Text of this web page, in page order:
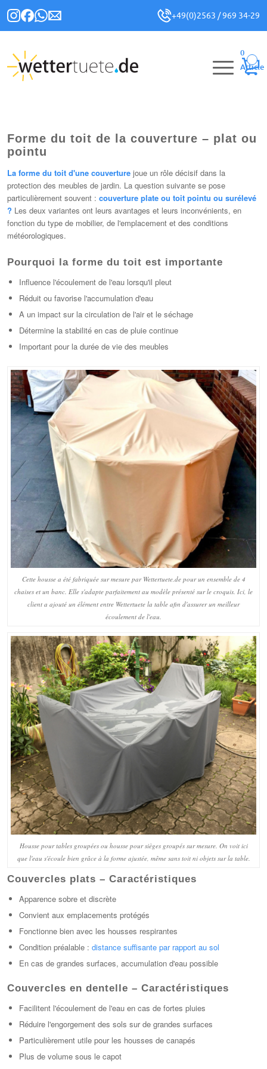
+49(0)2563 / 969 34-29
0
Article
Forme du toit de la couverture – plat ou
pointu
La forme du toit d'une couverture joue un rôle décisif dans la
protection des meubles de jardin. La question suivante se pose
particulièrement souvent : couverture plate ou toit pointu ou surélevé
? Les deux variantes ont leurs avantages et leurs inconvénients, en
fonction du type de mobilier, de l'emplacement et des conditions
météorologiques.
Pourquoi la forme du toit est importante
Influence l'écoulement de l'eau lorsqu'il pleut
Réduit ou favorise l'accumulation d'eau
A un impact sur la circulation de l'air et le séchage
Détermine la stabilité en cas de pluie continue
Important pour la durée de vie des meubles
Cette housse a été fabriquée sur mesure par Wettertuete.de pour un ensemble de 4
chaises et un banc. Elle s'adapte parfaitement au modèle présenté sur le croquis. Ici, le
client a ajouté un élément entre Wettertuete la table afin d'assurer un meilleur
écoulement de l'eau.
Housse pour tables groupées ou housse pour sièges groupés sur mesure. On voit ici
que l'eau s'écoule bien grâce à la forme ajustée, même sans toit ni objets sur la table.
Couvercles plats – Caractéristiques
Apparence sobre et discrète
Convient aux emplacements protégés
Fonctionne bien avec les housses respirantes
Condition préalable : distance suffisante par rapport au sol
En cas de grandes surfaces, accumulation d'eau possible
Couvercles en dentelle – Caractéristiques
Facilitent l'écoulement de l'eau en cas de fortes pluies
Réduire l'engorgement des sols sur de grandes surfaces
Particulièrement utile pour les housses de canapés
Plus de volume sous le capot